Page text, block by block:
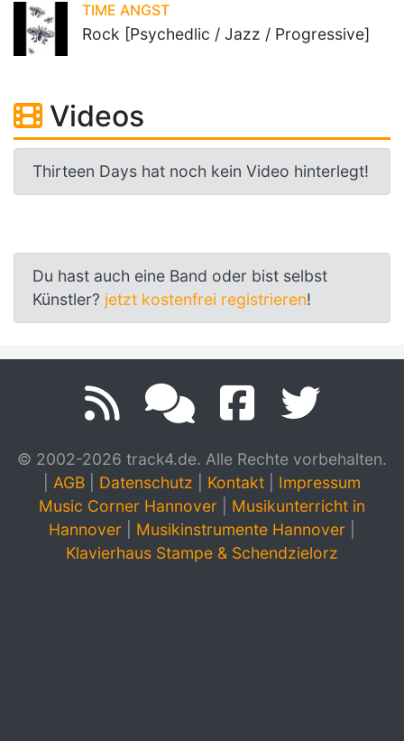
TIME ANGST
Rock [Psychedlic / Jazz / Progressive]
Videos
Thirteen Days hat noch kein Video hinterlegt!
Du hast auch eine Band oder bist selbst
Künstler? jetzt kostenfrei registrieren!
© 2002-2026 track4.de. Alle Rechte vorbehalten.
AGB Datenschutz Kontakt
Impressum
Music Corner Hannover
Musikunterricht in
Hannover
Musikinstrumente Hannover
Klavierhaus Stampe & Schendzielorz